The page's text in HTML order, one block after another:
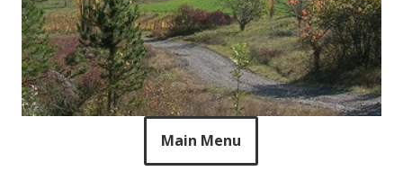
Main Menu